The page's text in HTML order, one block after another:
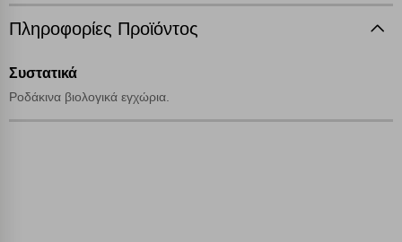
Πληροφορίες Προϊόντος
Συστατικά
Ροδάκινα βιολογικά εγχώρια.
Αποθήκευση ρυθμίσεων